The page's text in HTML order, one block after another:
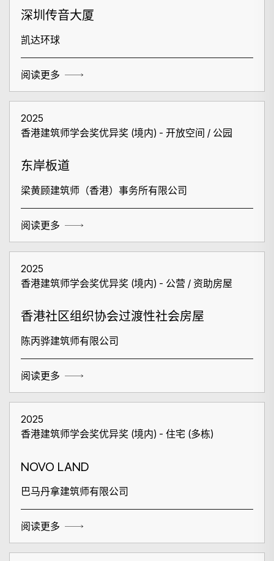
深圳传音大厦
凯达环球
阅读更多
2025
香港建筑师学会奖优异奖 (境内) - 开放空间 / 公园
东岸板道
梁黄顾建筑师（香港）事务所有限公司
阅读更多
2025
香港建筑师学会奖优异奖 (境内) - 公营 / 资助房屋
香港社区组织协会过渡性社会房屋
陈丙骅建筑师有限公司
阅读更多
2025
香港建筑师学会奖优异奖 (境内) - 住宅 (多栋)
NOVO LAND
巴马丹拿建筑师有限公司
阅读更多